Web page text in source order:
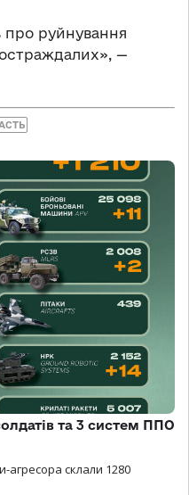
про руйнування
—
та 3 систем ППО
агресора склали 1280